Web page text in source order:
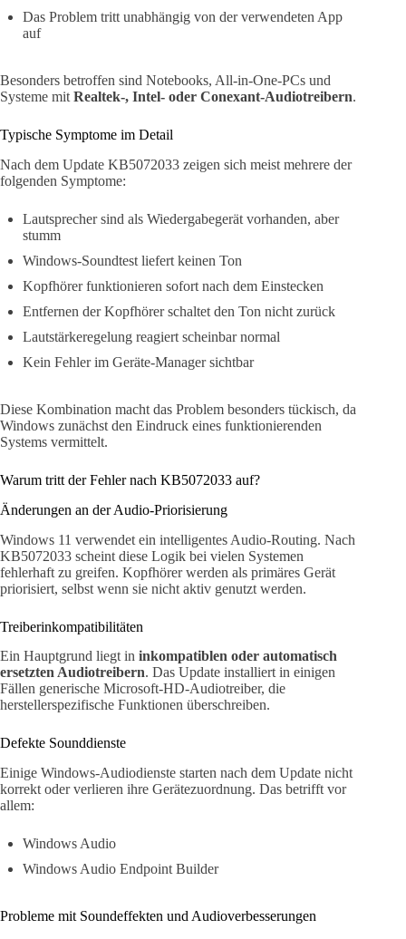
Das Problem tritt unabhängig von der verwendeten App
auf
Besonders betroffen sind Notebooks, All-in-One-PCs und
Systeme mit Realtek-, Intel- oder Conexant-Audiotreibern.
Typische Symptome im Detail
Nach dem Update KB5072033 zeigen sich meist mehrere der
folgenden Symptome:
Lautsprecher sind als Wiedergabegerät vorhanden, aber
stumm
Windows-Soundtest liefert keinen Ton
Kopfhörer funktionieren sofort nach dem Einstecken
Entfernen der Kopfhörer schaltet den Ton nicht zurück
Lautstärkeregelung reagiert scheinbar normal
Kein Fehler im Geräte-Manager sichtbar
Diese Kombination macht das Problem besonders tückisch, da
Windows zunächst den Eindruck eines funktionierenden
Systems vermittelt.
Warum tritt der Fehler nach KB5072033 auf?
Änderungen an der Audio-Priorisierung
Windows 11 verwendet ein intelligentes Audio-Routing. Nach
KB5072033 scheint diese Logik bei vielen Systemen
fehlerhaft zu greifen. Kopfhörer werden als primäres Gerät
priorisiert, selbst wenn sie nicht aktiv genutzt werden.
Treiberinkompatibilitäten
Ein Hauptgrund liegt in inkompatiblen oder automatisch
ersetzten Audiotreibern. Das Update installiert in einigen
Fällen generische Microsoft-HD-Audiotreiber, die
herstellerspezifische Funktionen überschreiben.
Defekte Sounddienste
Einige Windows-Audiodienste starten nach dem Update nicht
korrekt oder verlieren ihre Gerätezuordnung. Das betrifft vor
allem:
Windows Audio
Windows Audio Endpoint Builder
Probleme mit Soundeffekten und Audioverbesserungen